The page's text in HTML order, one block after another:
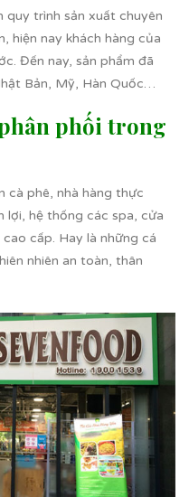
quy trình sản xuất chuyên
hiện nay khách hàng của
Đến nay, sản phẩm đã
Bản, Mỹ, Hàn Quốc…
phối trong
cà phê, nhà hàng thực
lợi, hệ thống các spa, cửa
cấp. Hay là những cá
nhiên an toàn, thân